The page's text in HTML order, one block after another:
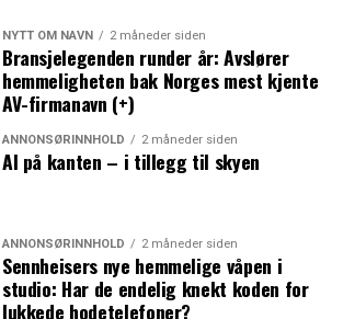
NYTT OM NAVN 2 måneder siden
Bransjelegenden runder år: Avslører
hemmeligheten bak Norges mest kjente
AV-firmanavn (+)
ANNONSØRINNHOLD 2 måneder siden
AI på kanten – i tillegg til skyen
ANNONSØRINNHOLD 2 måneder siden
Sennheisers nye hemmelige våpen i
studio: Har de endelig knekt koden for
lukkede hodetelefoner?